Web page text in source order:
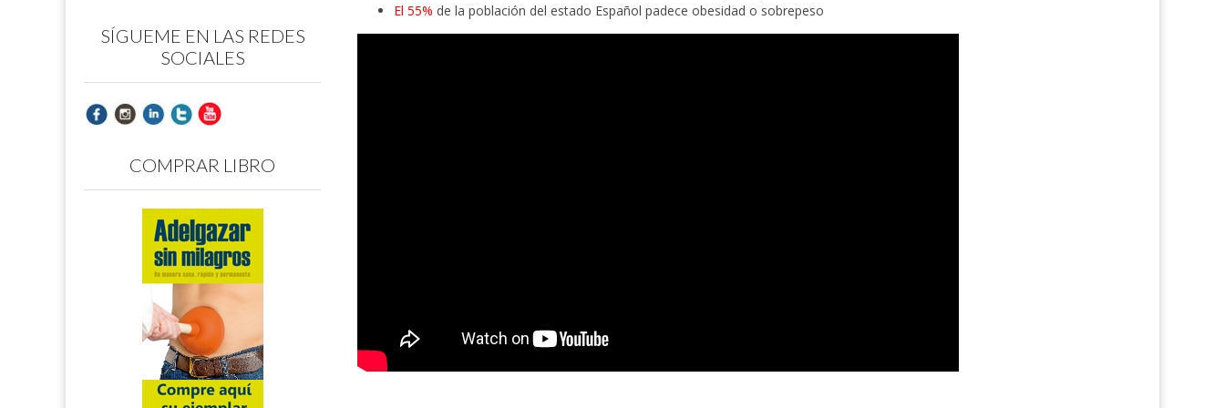
El 55% de la población del estado Español padece obesidad o sobrepeso
SÍGUEME EN LAS REDES
SOCIALES
COMPRAR LIBRO